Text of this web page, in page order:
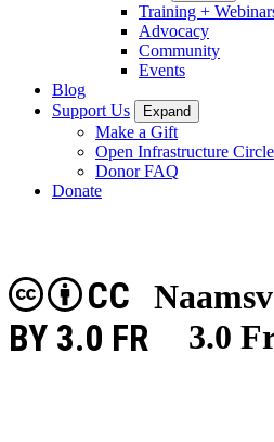
Training +
Advocacy
Community
Events
Blog
Support Us
Expand
Make a Gift
Open Infrastructure Circle
Donor FAQ
Donate
3.0
CC
BY 3.0 FR